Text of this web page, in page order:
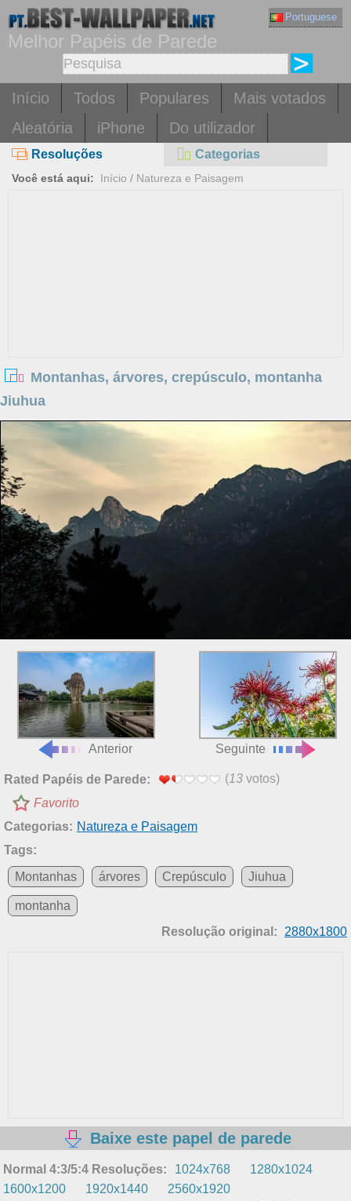
Portuguese
Melhor Papéis de Parede
Início Todos Populares
Mais votados
Aleatória
iPhone Do utilizador
Resoluções Categorias
Você está aqui: Início / Natureza e Paisagem
Montanhas, árvores, crepúsculo, montanha
Jiuhua
Anterior Seguinte
Rated Papéis de Parede: (13 votos)
Favorito
Categorias: Natureza e Paisagem
Tags:
Montanhas
árvores Crepúsculo Jiuhua
montanha
Resolução original:
2880x1800
Baixe este papel de parede
Normal 4:3/5:4 Resoluções: 1024x768
1280x1024
1600x1200
1920x1440
2560x1920